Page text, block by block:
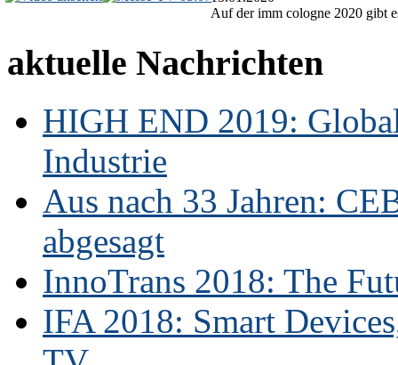
Auf der imm cologne 2020 gibt
aktuelle Nachrichten
HIGH END 2019:
Industrie
Aus nach 33 Jahren:
abgesagt
InnoTrans 2018: The
IFA 2018: Smart